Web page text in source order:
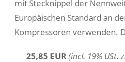
mit Stecknippel der
Europäischen Standard an
Kompressoren verwenden.
25,85 EUR(incl. 19% USt.